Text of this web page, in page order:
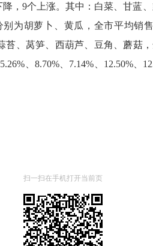
，9个上涨。其中：白菜、甘蓝
为胡萝卜、黄瓜，全市平均销售
、莴笋、西葫芦、豆角、蘑菇
、8.70%、7.14%、12.50%、
扫一扫在手机打开当前页